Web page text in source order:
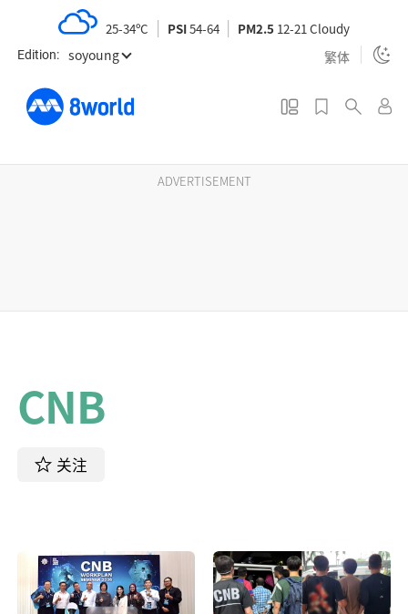
t
Edition: soyoung 繁体
25-34ºC PSI54-64 PM2.5 12-21 Cloudy
ADVERTISEMENT
CNB
关注